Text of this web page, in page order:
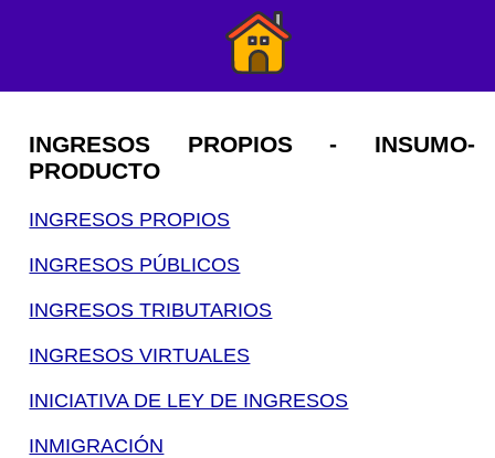
INGRESOS PROPIOS - INSUMO-
PRODUCTO
INGRESOS PROPIOS
INGRESOS PÚBLICOS
INGRESOS TRIBUTARIOS
INGRESOS VIRTUALES
INICIATIVA DE LEY DE INGRESOS
INMIGRACIÓN